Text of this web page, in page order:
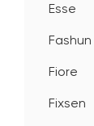
Esse
Fashun
Fiore
Fixsen